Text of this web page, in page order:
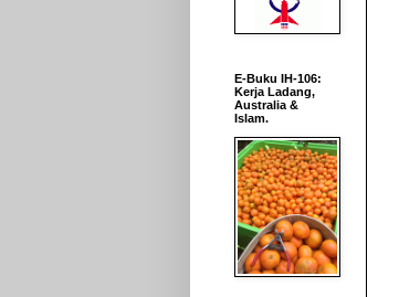
E-Buku IH-106:
Kerja Ladang,
Australia &
Islam.